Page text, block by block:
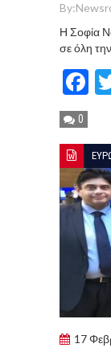
By:
Η Σοφία
σε όλη
0
17